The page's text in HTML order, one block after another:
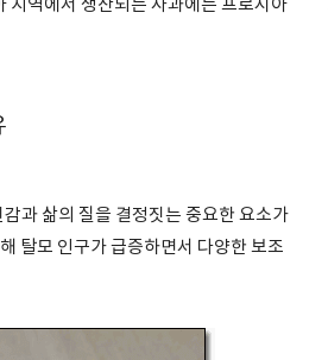
지역에서 생산되는 사과에는 프로시아
과 삶의 질을 결정짓는 중요한 요소가
탈모 인구가 급증하면서 다양한 보조